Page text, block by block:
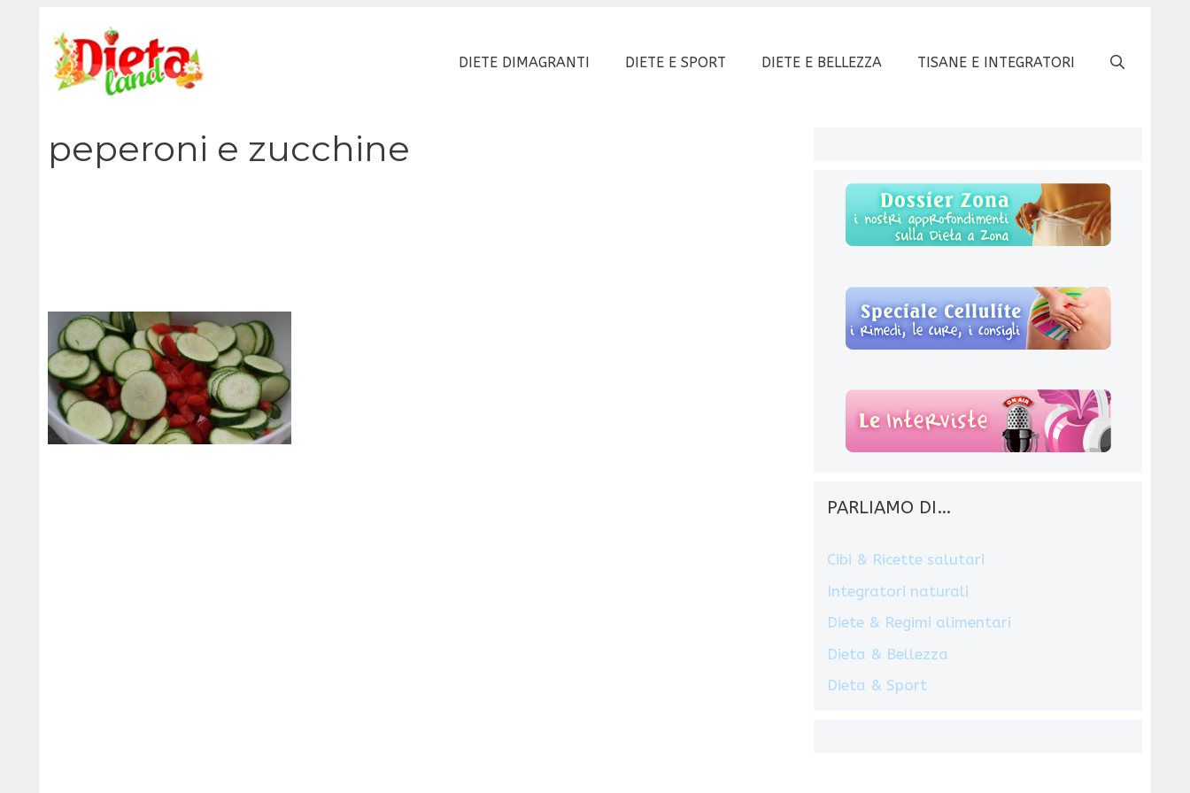
contenuto
DIETE DIMAGRANTI DIETE E SPORT DIETE E BELLEZZA TISANE E INTEGRATORI
peperoni e zucchine
PARLIAMO DI…
Cibi & Ricette salutari
Integratori naturali
Diete & Regimi alimentari
Dieta & Bellezza
Dieta & Sport